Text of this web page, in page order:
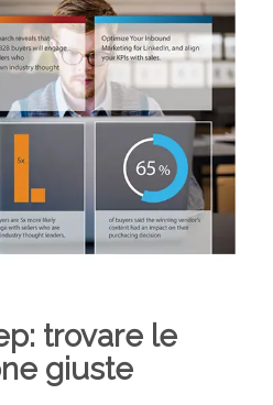
trovare le
giuste